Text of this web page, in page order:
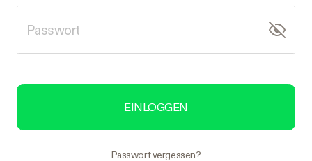
EINLOGGEN
Passwort vergessen?